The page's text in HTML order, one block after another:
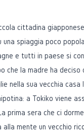
cittadina
spiaggia poco
e tutti in paese si
che la madre ha deciso
nella sua vecchia
a Tokiko viene
prima sera che ci
mente un vecchio